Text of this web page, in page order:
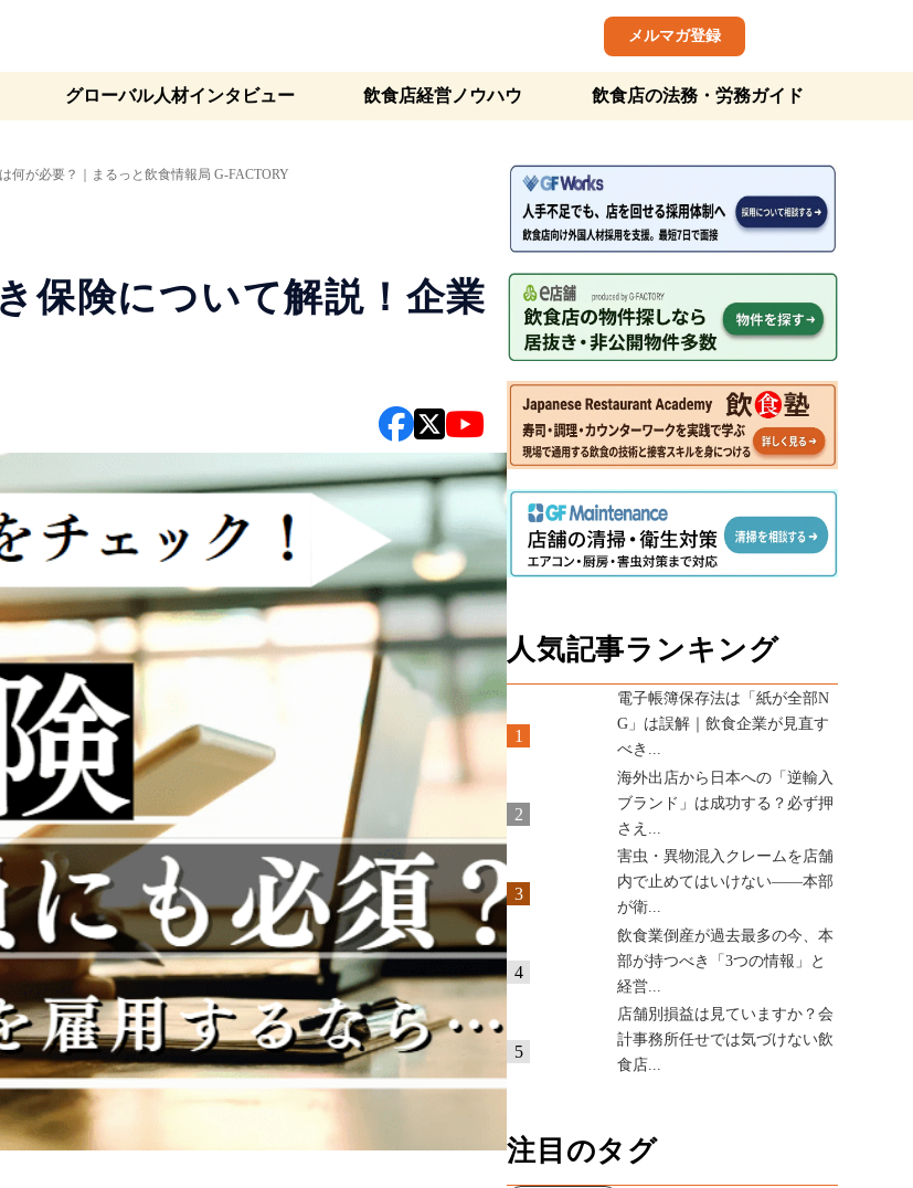
メルマガ登録
グローバル人材インタビュー 飲食店経営ノウハウ 飲食店の法務・労務ガイド
何が必要？｜まるっと飲食情報局 G-FACTORY
保険について解説！企業
人気記事ランキング
1
電子帳簿保存法は「紙が全部N
G」は誤解｜飲食企業が見直す
べき...
2
海外出店から日本への「逆輸入
ブランド」は成功する？必ず押
さえ...
3
害虫・異物混入クレームを店舗
内で止めてはいけない——本部
が衛...
4
飲食業倒産が過去最多の今、本
部が持つべき「3つの情報」と
経営...
5
店舗別損益は見ていますか？会
計事務所任せでは気づけない飲
食店...
注目のタグ